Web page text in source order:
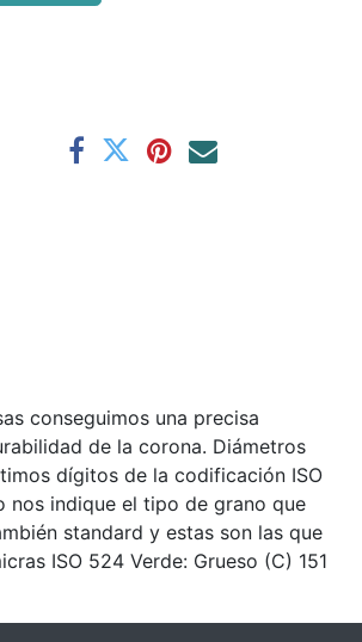
conseguimos una precisa
de la corona. Diámetros
dígitos de la codificación ISO
nos indique el tipo de grano que
standard y estas son las que
ISO 524 Verde: Grueso (C) 151